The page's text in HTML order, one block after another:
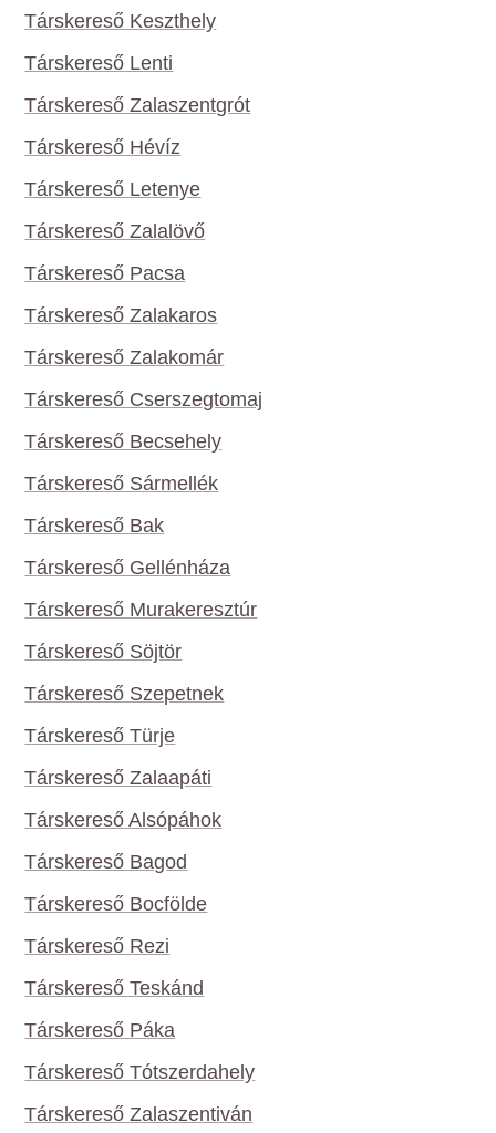
Társkereső Keszthely
Társkereső Lenti
Társkereső Zalaszentgrót
Társkereső Hévíz
Társkereső Letenye
Társkereső Zalalövő
Társkereső Pacsa
Társkereső Zalakaros
Társkereső Zalakomár
Társkereső Cserszegtomaj
Társkereső Becsehely
Társkereső Sármellék
Társkereső Bak
Társkereső Gellénháza
Társkereső Murakeresztúr
Társkereső Söjtör
Társkereső Szepetnek
Társkereső Türje
Társkereső Zalaapáti
Társkereső Alsópáhok
Társkereső Bagod
Társkereső Bocfölde
Társkereső Rezi
Társkereső Teskánd
Társkereső Páka
Társkereső Tótszerdahely
Társkereső Zalaszentiván